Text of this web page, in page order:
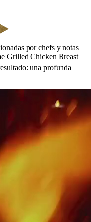
por chefs y notas
Grilled Chicken Breast
una profunda